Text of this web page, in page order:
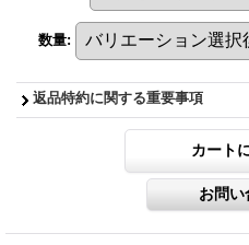
数量:
返品特約に関する重要事項